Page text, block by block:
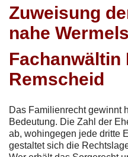
Zuweisung
nahe
Remscheid
Das Familienrecht gewinnt
Bedeutung. Die Zahl der
ab, wohingegen jede dritte
gestaltet sich die